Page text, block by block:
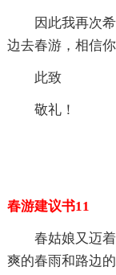
因此我再次
边去春游，相信
此致
敬礼！
春游建议书11
春姑娘又迈
爽的春雨和路边